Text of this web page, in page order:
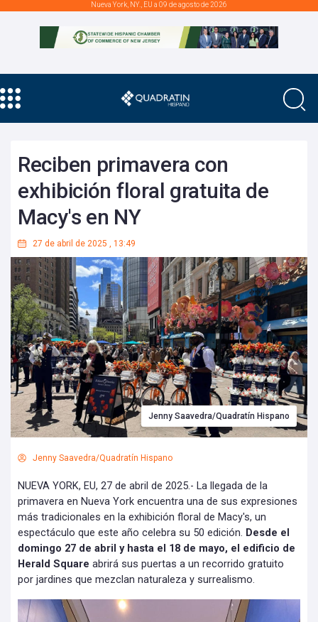
Nueva York, NY., EU a 09 de agosto de 2026
Reciben primavera con
exhibición floral gratuita de
Macy's en NY
27 de abril de 2025 , 13:49
Jenny Saavedra/Quadratín Hispano
Jenny Saavedra/Quadratín Hispano
NUEVA YORK, EU, 27 de abril de 2025.- La llegada de la
primavera en Nueva York encuentra una de sus expresiones
más tradicionales en la exhibición floral de Macy's, un
espectáculo que este año celebra su 50 edición. Desde el
domingo 27 de abril y hasta el 18 de mayo, el edificio de
Herald Square abrirá sus puertas a un recorrido gratuito
por jardines que mezclan naturaleza y surrealismo.